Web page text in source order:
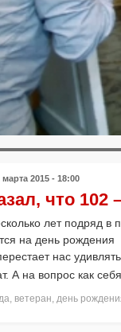
марта 2015 - 18:00
что 102
лет подряд
на день рождения
нас
А на вопрос как
, ветеран, день